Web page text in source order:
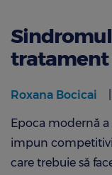
tratament
Roxana Bocicai
Epoca modernă
impun
care trebuie să